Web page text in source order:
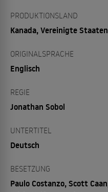
PRODUKTIONSLAND
Kanada, Vereinigte
ORIGINALSPRACHE
Englisch
REGIE
Jonathan Sobol
UNTERTITEL
Deutsch
BESETZUNG
Paulo Costanzo, Scott